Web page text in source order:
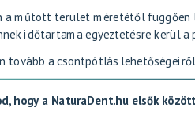
a műtött terület méretétől függően
időtartama egyeztetésre kerül a
tovább a csontpótlás
hogy a NaturaDent.hu elsők